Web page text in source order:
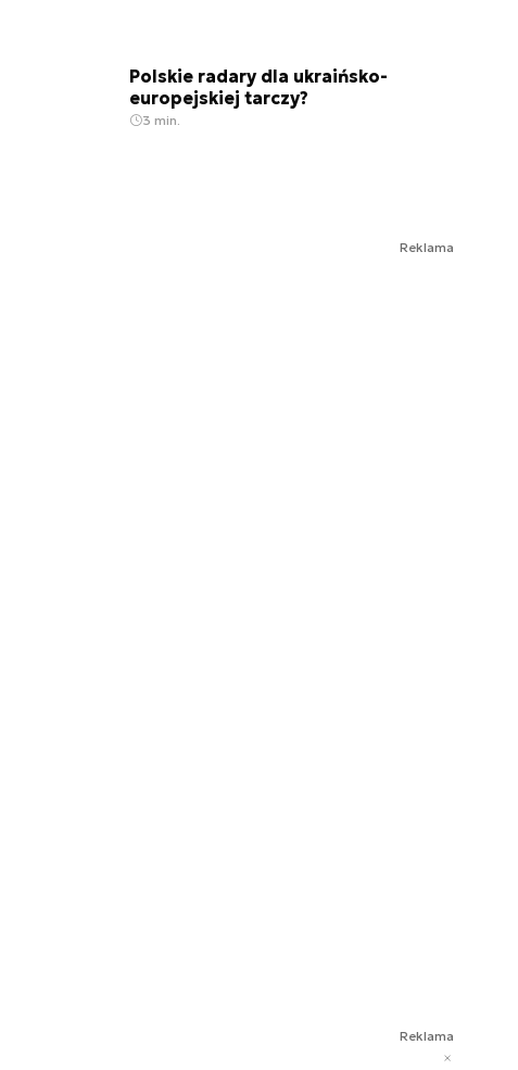
Polskie radary dla ukraińsko-
europejskiej tarczy?
3 min.
Reklama
Reklama